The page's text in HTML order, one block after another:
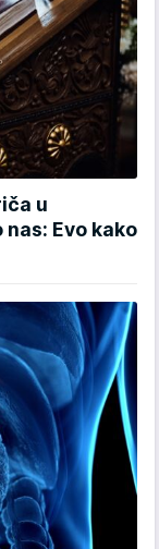
u
Evo kako